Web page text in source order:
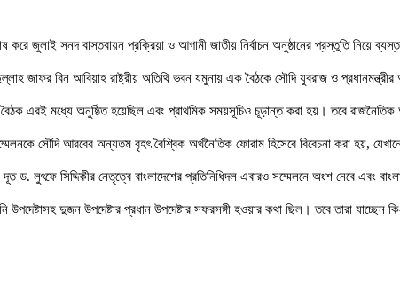
করে জুলাই সনদ বাস্তবায়ন প্রক্রিয়া ও আগামী জাতীয় নির্বাচন অনুষ্ঠানের প্রস্তুতি নিয়ে
জাফর বিন আবিয়াহ রাষ্ট্রীয় অতিথি ভবন যমুনায় এক বৈঠকে সৌদি যুবরাজ ও
এরই মধ্যে অনুষ্ঠিত হয়েছিল এবং প্রাথমিক সময়সূচিও চূড়ান্ত করা হয়। তবে রাজনৈতিক
সৌদি আরবের অন্যতম বৃহৎ বৈশ্বিক অর্থনৈতিক ফোরাম হিসেবে বিবেচনা করা হয়, যেখানে
ড. লুৎফে সিদ্দিকীর নেতৃত্বে বাংলাদেশের প্রতিনিধিদল এবারও সম্মেলনে অংশ নেবে এবং
উপদেষ্টাসহ দুজন উপদেষ্টার প্রধান উপদেষ্টার সফরসঙ্গী হওয়ার কথা ছিল। তবে তারা যাচ্ছেন